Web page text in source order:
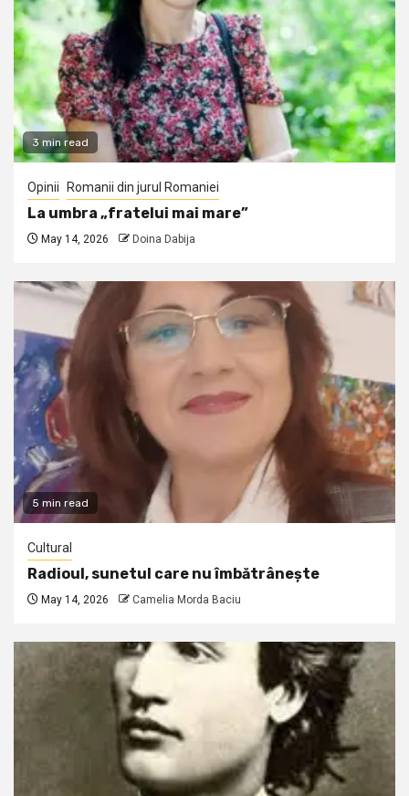
3 min read
Opinii Romanii din jurul Romaniei
La umbra „fratelui mai mare”
May 14, 2026 Doina Dabija
5 min read
Cultural
Radioul, sunetul care nu îmbătrânește
May 14, 2026 Camelia Morda Baciu